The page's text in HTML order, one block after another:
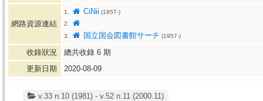
網路資源連結
1. CiNii (1957-)
2.
3.
国立国会図書館サーチ (1957-)
收錄狀況 總共收錄 6 期
更新日期
2020-08-09
v.33 n.10 (1981) - v.52 n.11 (2000.11)